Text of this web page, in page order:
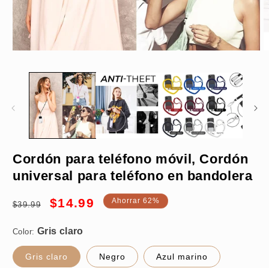
multimedia
ventana
Cordón para teléfono móvil, Cordón
universal para teléfono en bandolera
Precio
$39.99
Precio
oferta
$14.99 Ahorrar 62%
Color:
Gris claro Negro Azul marino